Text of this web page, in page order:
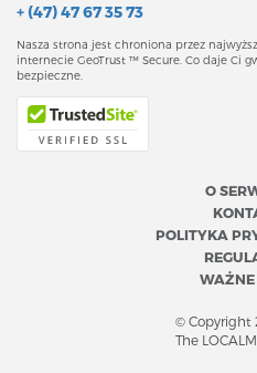
+ (47) 47 67 35 73
Nasza strona jest chroniona przez
internecie GeoTrust ™ Secure. Co daje Ci
bezpieczne.
O
POLITYKA
WAŻNE
© Copyright
The